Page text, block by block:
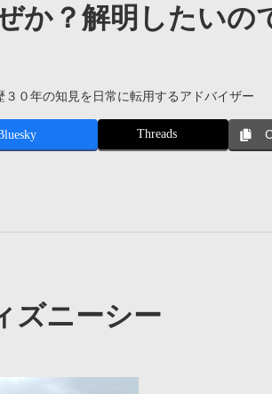
か？解明したいの
３０年の知見を日常に転用するアドバイザー
Threads
ズニーシー